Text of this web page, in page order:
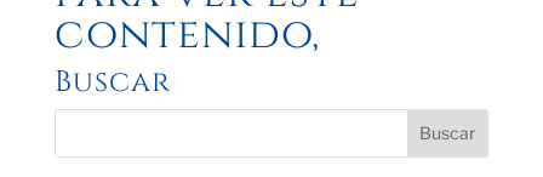
contenido,
Buscar